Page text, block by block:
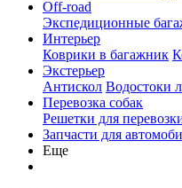
Off-road
Экспедиционные
Интерьер
Коврики в багажник
Экстерьер
Антискол Водостоки
Перевозка собак
Решетки для
Запчасти для
Еще